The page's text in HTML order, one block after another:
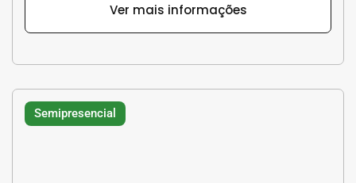
Ver mais informações
Semipresencial